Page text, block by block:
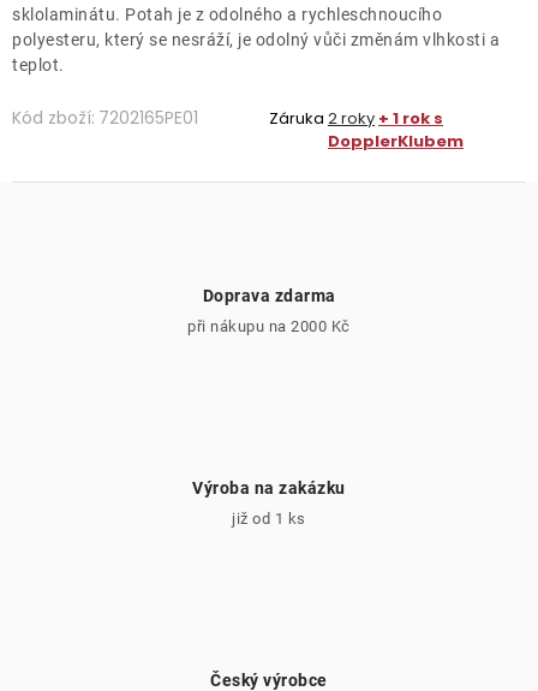
sklolaminátu. Potah je z odolného a rychleschnoucího
polyesteru, který se nesráží, je odolný vůči změnám vlhkosti a
teplot.
Kód zboží: 7202165PE01 Záruka 2 roky + 1 rok s
DopplerKlubem
Doprava zdarma
při nákupu na 2000 Kč
Výroba na zakázku
již od 1 ks
Český výrobce